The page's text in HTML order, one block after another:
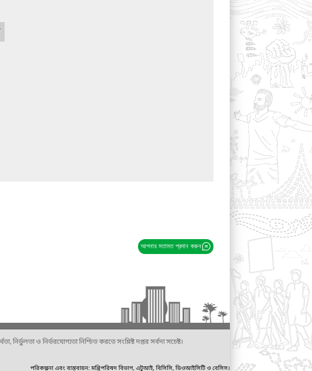
আপনার মতামত প্রদান করুন
ও নির্ভরযোগ্যতা নিশ্চিত করতে সংশ্লিষ্ট দপ্তর সর্বদা সচেষ্ট।
পরিকল্পনা এবং বাস্তবায়ন: মন্ত্রিপরিষদ বিভাগ, এটুআই, বিসিসি, ডিওআইসিটি ও বেসিস।